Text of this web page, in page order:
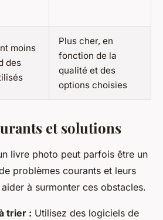
moins
des
Plus cher, en
fonction de la
qualité et des
options choisies
et solutions
livre photo peut parfois être un
problèmes courants et leurs
à surmonter ces obstacles.
trier : Utilisez des logiciels de